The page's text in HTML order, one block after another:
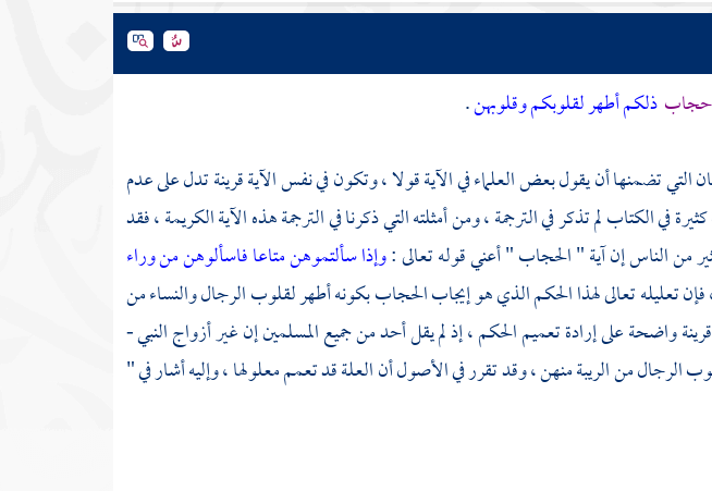
حجابذلكم أطهر لقلوبكم وقلوبهن.
التي تضمنها أن يقول بعض العلماء في الآية قولا ، وتكون في نفس الآية قرينة تدل على عدم
في الكتاب لم تذكر في الترجمة ، ومن أمثلته التي ذكرنا في الترجمة هذه الآية الكريمة ، فقد
من الناس إن آية " الحجاب " أعني قوله تعالى :وإذا سألتموهن متاعا فاسألوهن من وراء
تعليله تعالى لهذا الحكم الذي هو إيجاب الحجاب بكونه أطهر لقلوب الرجال والنساء من
قرينة واضحة على إرادة تعميم الحكم ، إذ لم يقل أحد من جميع المسلمين إن غير أزواج النبي -
الرجال من الريبة منهن ، وقد تقرر في الأصول أن العلة قد تعمم معلولها ، وإليه أشار في "